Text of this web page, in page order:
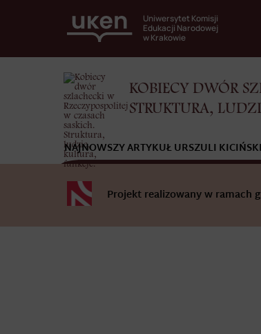
Uniwersytet Komisji
Edukacji Narodowej
w Krakowie
KOBIECY DWÓR
STRUKTURA,
NAJNOWSZY ARTYKUŁ URSZULI
Projekt realizowany w ramach